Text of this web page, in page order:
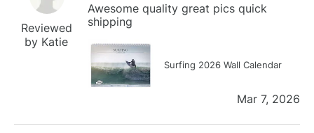
Reviewed
by Katie
Awesome quality great pics quick
shipping
Surfing 2026 Wall Calendar
Mar 7, 2026